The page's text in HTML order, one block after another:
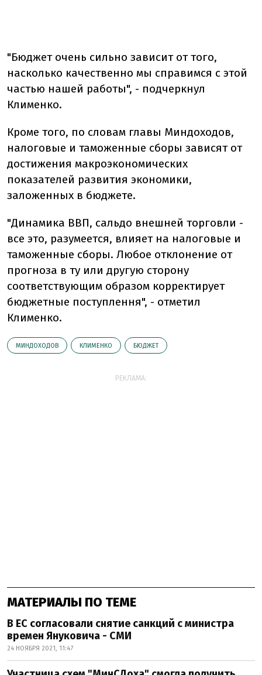
"Бюджет очень сильно зависит от того,
насколько качественно мы справимся с этой
частью нашей работы", - подчеркнул
Клименко.
Кроме того, по словам главы Миндоходов,
налоговые и таможенные сборы зависят от
достижения макроэкономических
показателей развития экономики,
заложенных в бюджете.
"Динамика ВВП, сальдо внешней торговли -
все это, разумеется, влияет на налоговые и
таможенные сборы. Любое отклонение от
прогноза в ту или другую сторону
соответствующим образом корректирует
бюджетные поступлення", - отметил
Клименко.
МИНДОХОДОВ КЛИМЕНКО БЮДЖЕТ
РЕКЛАМА:
МАТЕРИАЛЫ ПО ТЕМЕ
В ЕС согласовали снятие санкций с министра
времен Януковича - СМИ
24 НОЯБРЯ 2021, 11:47